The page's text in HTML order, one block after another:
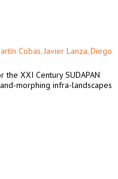
Cobas, Javier Lanza, Diego
XXI Century SUDAPAN
morphing infra-landscapes